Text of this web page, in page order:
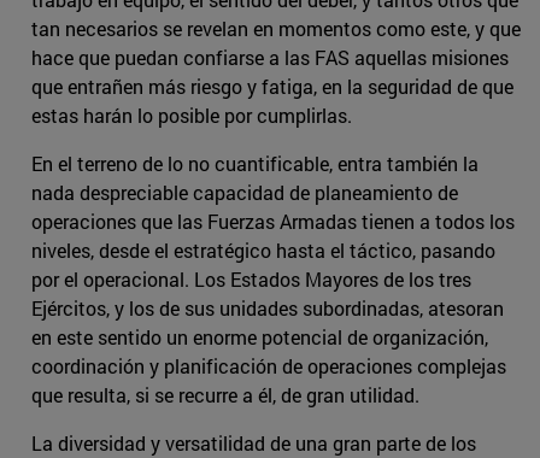
tan necesarios se revelan en momentos como este, y que
hace que puedan confiarse a las FAS aquellas misiones
que entrañen más riesgo y fatiga, en la seguridad de que
estas harán lo posible por cumplirlas.
En el terreno de lo no cuantificable, entra también la
nada despreciable capacidad de planeamiento de
operaciones que las Fuerzas Armadas tienen a todos los
niveles, desde el estratégico hasta el táctico, pasando
por el operacional. Los Estados Mayores de los tres
Ejércitos, y los de sus unidades subordinadas, atesoran
en este sentido un enorme potencial de organización,
coordinación y planificación de operaciones complejas
que resulta, si se recurre a él, de gran utilidad.
La diversidad y versatilidad de una gran parte de los